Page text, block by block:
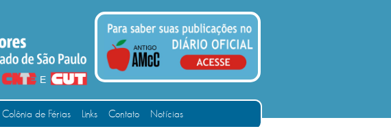
E
Colônia de Férias Links Contato Notícias